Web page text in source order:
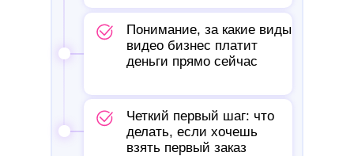
Понимание, за какие виды
видео бизнес платит
деньги прямо сейчас
Четкий первый шаг: что
делать, если хочешь
взять первый заказ